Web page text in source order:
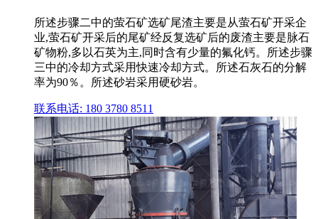
所述步骤二中的萤石矿选矿尾渣主要是从萤石矿开采企
业,萤石矿开采后的尾矿经反复选矿后的废渣主要是脉石
矿物粉,多以石英为主,同时含有少量的氟化钙。所述步骤
三中的冷却方式采用快速冷却方式。所述石灰石的分解
率为90％。所述砂岩采用硬砂岩。
联系电话: 180 3780 8511